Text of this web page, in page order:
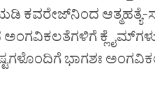
ಆತ್ಮಹತ್ಯೆ-
ಅಂಗವಿಕಲತೆಗಳಿಗೆ
ಭಾಗಶಃ